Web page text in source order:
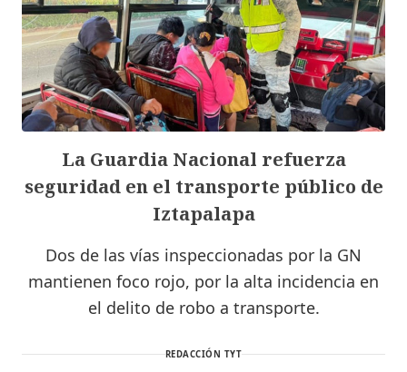
La Guardia Nacional refuerza
seguridad en el transporte público de
Iztapalapa
Dos de las vías inspeccionadas por la GN
mantienen foco rojo, por la alta incidencia en
el delito de robo a transporte.
REDACCIÓN TYT